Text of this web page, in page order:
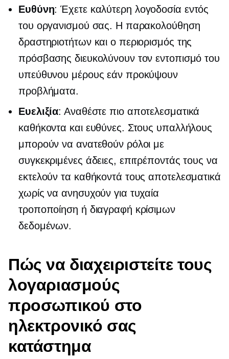
Ευθύνη: Έχετε καλύτερη λογοδοσία εντός
του οργανισμού σας. Η παρακολούθηση
δραστηριοτήτων και ο περιορισμός της
πρόσβασης διευκολύνουν τον εντοπισμό του
υπεύθυνου μέρους εάν προκύψουν
προβλήματα.
Ευελιξία: Αναθέστε πιο αποτελεσματικά
καθήκοντα και ευθύνες. Στους υπαλλήλους
μπορούν να ανατεθούν ρόλοι με
συγκεκριμένες άδειες, επιτρέποντάς τους να
εκτελούν τα καθήκοντά τους αποτελεσματικά
χωρίς να ανησυχούν για τυχαία
τροποποίηση ή διαγραφή κρίσιμων
δεδομένων.
Πώς να διαχειριστείτε τους
λογαριασμούς
προσωπικού στο
ηλεκτρονικό σας
κατάστημα